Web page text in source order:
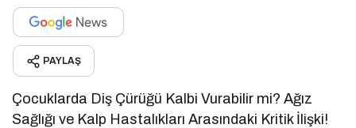
PAYLAŞ
Çocuklarda Diş Çürüğü Kalbi Vurabilir mi? Ağız
Sağlığı ve Kalp Hastalıkları Arasındaki Kritik İlişki!